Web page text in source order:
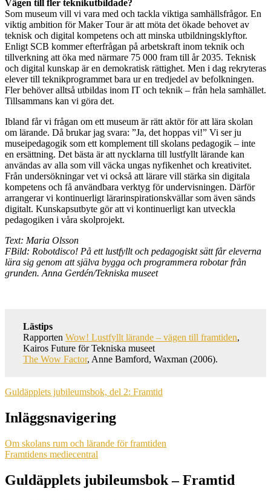
Vägen till fler teknikutbildade?
Som museum vill vi vara med och tackla viktiga samhällsfrågor. En
viktig ambition för Maker Tour är att möta det ökade behovet av
teknisk och digital kompetens och att minska utbildningsklyftor.
Enligt SCB kommer efterfrågan på arbetskraft inom teknik och
tillverkning att öka med närmare 75 000 fram till år 2035. Teknisk
och digital kunskap är en demokratisk rättighet. Men i dag rekryteras
elever till teknikprogrammet bara ur en tredjedel av befolkningen.
Fler behöver alltså utbildas inom IT och teknik – från hela samhället.
Tillsammans kan vi göra det.
Ibland får vi frågan om ett museum är rätt aktör för att lära skolan
om lärande. Då brukar jag svara: ”Ja, det hoppas vi!” Vi ser ju
museipedagogik som ett komplement till skolans pedagogik – inte
en ersättning. Det bästa är att nycklarna till lustfyllt lärande kan
användas av alla som vill väcka ungas nyfikenhet och kreativitet.
Från undersökningar vet vi också att lärare vill stärka sin digitala
kompetens och få användbara verktyg för undervisningen. Därför
arrangerar vi kontinuerligt lärarinspirationskvällar som även sänds
digitalt. Kunskapsutbyte gör att vi kontinuerligt kan utveckla
pedagogiken i våra skolprojekt.
Text: Maria Olsson
FBild: Robotdisco! På ett lustfyllt och pedagogiskt sätt får eleverna
lära sig genom att själva bygga och programmera robotar från
grunden. Anna Gerdén/Tekniska museet
Lästips
Rapporten Wow! Lustfyllt lärande – vägen till framtiden,
Kairos Future för Tekniska museet
The Wow Factor, Anne Bamford, Waxman (2006).
Guldäpplets jubileumsbok, del 2: Framtid
Inläggsnavigering
Om skolans rum och lärande för framtiden
Framtidens mediecentral
Guldäpplets jubileumsbok – Framtid